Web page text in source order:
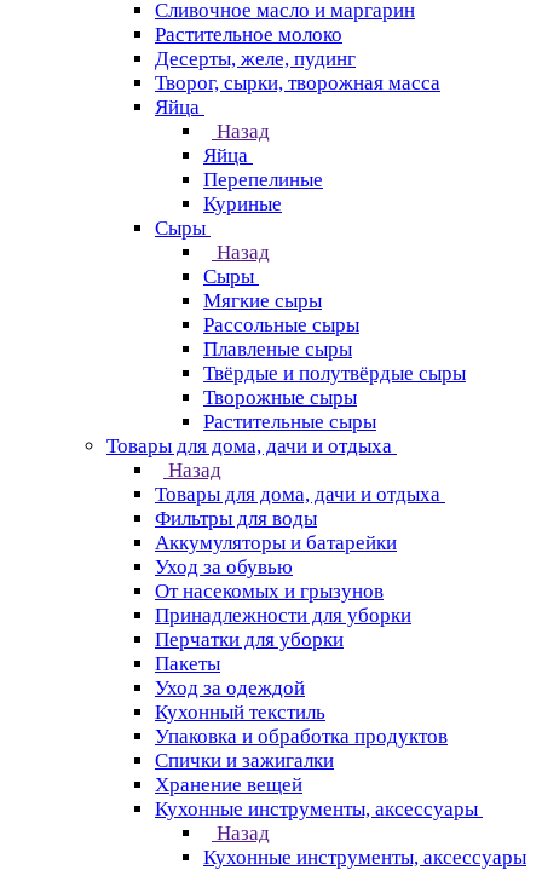
Сливочное масло и маргарин
Растительное молоко
Десерты, желе, пудинг
Творог, сырки, творожная масса
Яйца
Назад
Яйца
Перепелиные
Куриные
Сыры
Назад
Сыры
Мягкие сыры
Рассольные сыры
Плавленые сыры
Твёрдые и полутвёрдые сыры
Творожные сыры
Растительные сыры
Товары для дома, дачи и отдыха
Назад
Товары для дома, дачи и отдыха
Фильтры для воды
Аккумуляторы и батарейки
Уход за обувью
От насекомых и грызунов
Принадлежности для уборки
Перчатки для уборки
Пакеты
Уход за одеждой
Кухонный текстиль
Упаковка и обработка продуктов
Спички и зажигалки
Хранение вещей
Кухонные инструменты, аксессуары
Назад
Кухонные инструменты, аксессуары